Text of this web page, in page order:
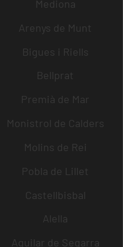
Mediona
Arenys de Munt
Bigues i Riells
Bellprat
Premià de Mar
Monistrol de Calders
Molins de Rei
Pobla de Lillet
Castellbisbal
Alella
Aguilar de Segarra